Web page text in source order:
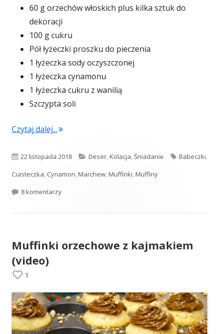
60 g orzechów włoskich plus kilka sztuk do
dekoracji
100 g cukru
Pół łyżeczki proszku do pieczenia
1 łyżeczka sody oczyszczonej
1 łyżeczka cynamonu
1 łyżeczka cukru z wanilią
Szczypta soli
Czytaj dalej..."Babeczki marchewkowe"
Opublikowano
22 listopada 2018 Kategorie
Deser,Kolacja,Śniadanie Tagi
Babeczki,
Ciasteczka, Cynamon,Marchew,Muffinki,Muffiny
8 komentarzydo Babeczki marchewkowe
Muffinki orzechowe z kajmakiem
(video)
1